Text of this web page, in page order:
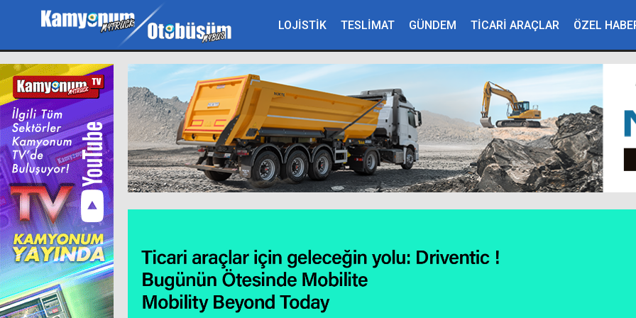
LOJİSTİK TESLİMAT GÜNDEM TİCARİ ARAÇLAR ÖZEL